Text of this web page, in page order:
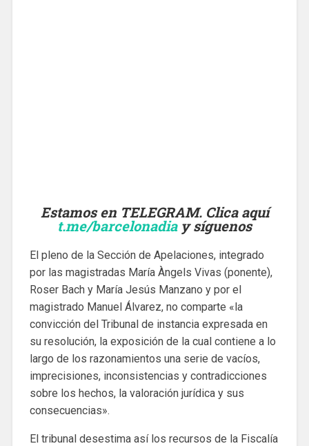
Estamos en TELEGRAM. Clica aquí
t.me/barcelonadia y síguenos
El pleno de la Sección de Apelaciones, integrado
por las magistradas María Àngels Vivas (ponente),
Roser Bach y María Jesús Manzano y por el
magistrado Manuel Álvarez, no comparte «la
convicción del Tribunal de instancia expresada en
su resolución, la exposición de la cual contiene a lo
largo de los razonamientos una serie de vacíos,
imprecisiones, inconsistencias y contradicciones
sobre los hechos, la valoración jurídica y sus
consecuencias».
El tribunal desestima así los recursos de la Fiscalía